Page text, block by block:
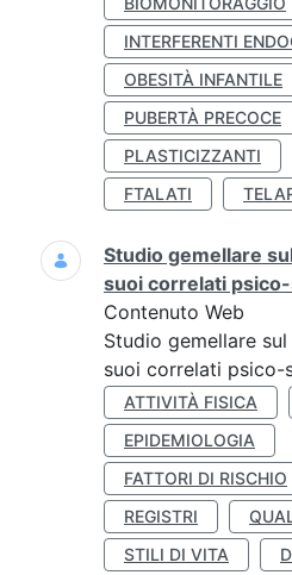
INTERFERENTI
OBESITÀ INFANTILE
PUBERTÀ PRECOCE
PLASTICIZZANTI
FTALATI
Studio gemellare
suoi correlati
Contenuto Web
Studio gemellare
suoi correlati psico-
ATTIVITÀ FISICA
EPIDEMIOLOGIA
FATTORI DI RISCHIO
REGISTRI
STILI DI VITA